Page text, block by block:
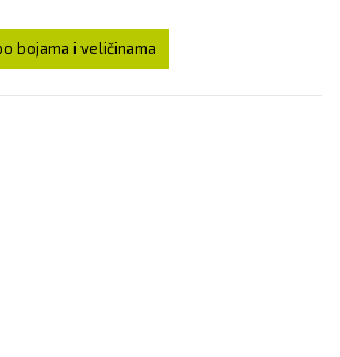
bojama i veličinama